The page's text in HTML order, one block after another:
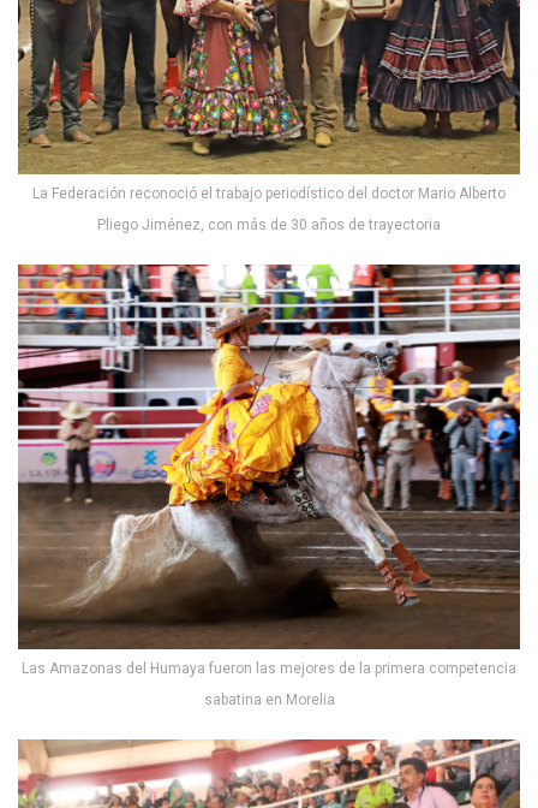
La Federación reconoció el trabajo periodístico del doctor Mario Alberto
Pliego Jiménez, con más de 30 años de trayectoria
Las Amazonas del Humaya fueron las mejores de la primera competencia
sabatina en Morelia